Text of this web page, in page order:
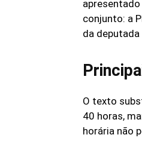
conjunto: a
da deputada
O texto
40 horas,
horária não